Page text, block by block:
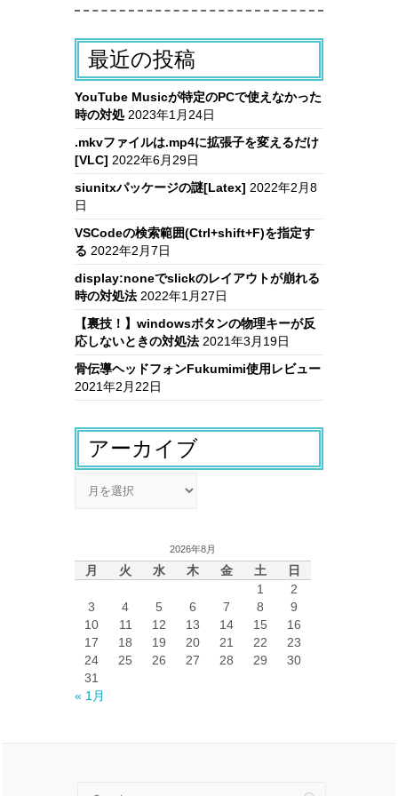
最近の投稿
YouTube Musicが特定のPCで使えなかった
時の対処 2023年1月24日
.mkvファイルは.mp4に拡張子を変えるだけ
[VLC] 2022年6月29日
siunitxパッケージの謎[Latex] 2022年2月8
日
VSCodeの検索範囲(Ctrl+shift+F)を指定す
る 2022年2月7日
display:noneでslickのレイアウトが崩れる
時の対処法 2022年1月27日
【裏技！】windowsボタンの物理キーが反
応しないときの対処法 2021年3月19日
骨伝導ヘッドフォンFukumimi使用レビュー
2021年2月22日
アーカイブ
2026年8月
月 火 水 木 金 土
日
1
2
3
4 5 6 7 8
9
10
11 12 13 14 15
16
17
18 19 20 21 22
23
24
25 26 27 28 29
30
31
« 1月